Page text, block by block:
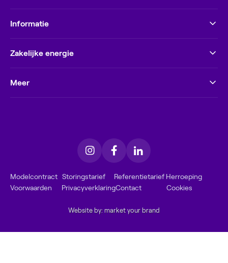
Informatie
Zakelijke energie
Meer
Modelcontract Storingstarief Referentietarief Herroeping
Voorwaarden
PrivacyverklaringContact Cookies
Website by: market your brand